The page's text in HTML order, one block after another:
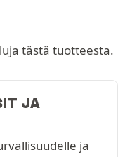
tästä tuotteesta.
JA
ja